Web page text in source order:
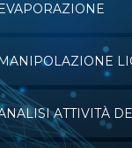
EVAPORAZIONE
MANIPOLAZIONE
ATTIVITÀ